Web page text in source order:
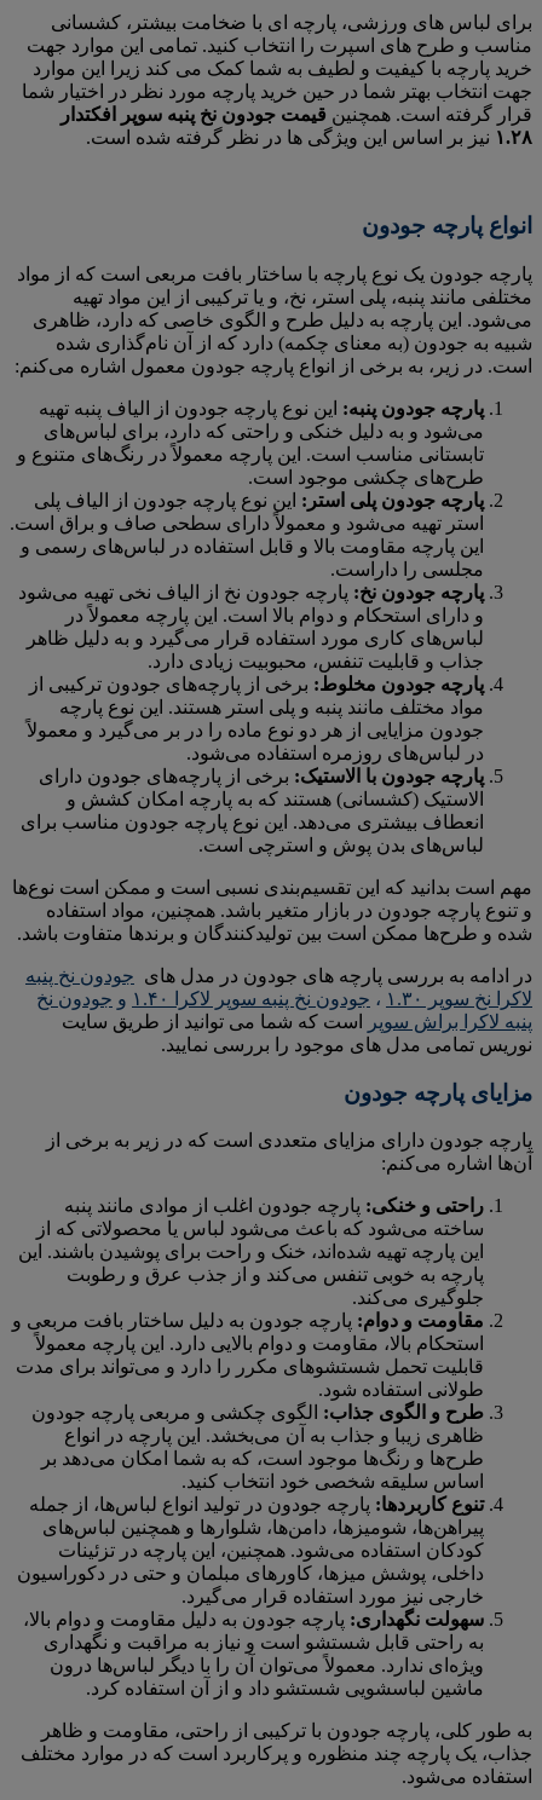
برای لباس های ورزشی، پارچه ای با ضخامت بیشتر، کشسانی
مناسب و طرح های اسپرت را انتخاب کنید. تمامی این موارد جهت
خرید پارچه با کیفیت و لطیف به شما کمک می کند زیرا این موارد
جهت انتخاب بهتر شما در حین خرید پارچه مورد نظر در اختیار شما
قرار گرفته است. همچنین قیمت جودون نخ پنبه سوپر افکتدار
۱.۲۸ نیز بر اساس این ویژگی ها در نظر گرفته شده است.
انواع پارچه جودون
پارچه جودون یک نوع پارچه با ساختار بافت مربعی است که از مواد
مختلفی مانند پنبه، پلی استر، نخ، و یا ترکیبی از این مواد تهیه
می‌شود. این پارچه به دلیل طرح و الگوی خاصی که دارد، ظاهری
شبیه به جودون (به معنای چکمه) دارد که از آن نام‌گذاری شده
است. در زیر، به برخی از انواع پارچه جودون معمول اشاره می‌کنم:
پارچه جودون پنبه: این نوع پارچه جودون از الیاف پنبه تهیه
می‌شود و به دلیل خنکی و راحتی که دارد، برای لباس‌های
تابستانی مناسب است. این پارچه معمولاً در رنگ‌های متنوع و
طرح‌های چکشی موجود است.
پارچه جودون پلی استر: این نوع پارچه جودون از الیاف پلی
استر تهیه می‌شود و معمولاً دارای سطحی صاف و براق است.
این پارچه مقاومت بالا و قابل استفاده در لباس‌های رسمی و
مجلسی را داراست.
پارچه جودون نخ: پارچه جودون نخ از الیاف نخی تهیه می‌شود
و دارای استحکام و دوام بالا است. این پارچه معمولاً در
لباس‌های کاری مورد استفاده قرار می‌گیرد و به دلیل ظاهر
جذاب و قابلیت تنفس، محبوبیت زیادی دارد.
پارچه جودون مخلوط: برخی از پارچه‌های جودون ترکیبی از
مواد مختلف مانند پنبه و پلی استر هستند. این نوع پارچه
جودون مزایایی از هر دو نوع ماده را در بر می‌گیرد و معمولاً
در لباس‌های روزمره استفاده می‌شود.
پارچه جودون با الاستیک: برخی از پارچه‌های جودون دارای
الاستیک (کشسانی) هستند که به پارچه امکان کشش و
انعطاف بیشتری می‌دهد. این نوع پارچه جودون مناسب برای
لباس‌های بدن پوش و استرچی است.
مهم است بدانید که این تقسیم‌بندی نسبی است و ممکن است نوع‌ها
و تنوع پارچه جودون در بازار متغیر باشد. همچنین، مواد استفاده
شده و طرح‌ها ممکن است بین تولیدکنندگان و برندها متفاوت باشد.
در ادامه به بررسی پارچه های جودون در مدل های جودون نخ پنبه
لاکرا نخ سوپر ۱.۳۰
، جودون نخ پنبه سوپر لاکرا ۱.۴۰ و جودون نخ
پنبه لاکرا براش سوپر
است که شما می توانید از طریق سایت
نوریس تمامی مدل های موجود را بررسی نمایید.
مزایای پارچه جودون
پارچه جودون دارای مزایای متعددی است که در زیر به برخی از
آن‌ها اشاره می‌کنم:
راحتی و خنکی: پارچه جودون اغلب از موادی مانند پنبه
ساخته می‌شود که باعث می‌شود لباس یا محصولاتی که از
این پارچه تهیه شده‌اند، خنک و راحت برای پوشیدن باشند. این
پارچه به خوبی تنفس می‌کند و از جذب عرق و رطوبت
جلوگیری می‌کند.
مقاومت و دوام: پارچه جودون به دلیل ساختار بافت مربعی و
استحکام بالا، مقاومت و دوام بالایی دارد. این پارچه معمولاً
قابلیت تحمل شستشوهای مکرر را دارد و می‌تواند برای مدت
طولانی استفاده شود.
طرح و الگوی جذاب: الگوی چکشی و مربعی پارچه جودون
ظاهری زیبا و جذاب به آن می‌بخشد. این پارچه در انواع
طرح‌ها و رنگ‌ها موجود است، که به شما امکان می‌دهد بر
اساس سلیقه شخصی خود انتخاب کنید.
تنوع کاربردها: پارچه جودون در تولید انواع لباس‌ها، از جمله
پیراهن‌ها، شومیزها، دامن‌ها، شلوارها و همچنین لباس‌های
کودکان استفاده می‌شود. همچنین، این پارچه در تزئینات
داخلی، پوشش میزها، کاورهای مبلمان و حتی در دکوراسیون
خارجی نیز مورد استفاده قرار می‌گیرد.
سهولت نگهداری: پارچه جودون به دلیل مقاومت و دوام بالا،
به راحتی قابل شستشو است و نیاز به مراقبت و نگهداری
ویژه‌ای ندارد. معمولاً می‌توان آن را با دیگر لباس‌ها درون
ماشین لباسشویی شستشو داد و از آن استفاده کرد.
به طور کلی، پارچه جودون با ترکیبی از راحتی، مقاومت و ظاهر
جذاب، یک پارچه چند منظوره و پرکاربرد است که در موارد مختلف
استفاده می‌شود.